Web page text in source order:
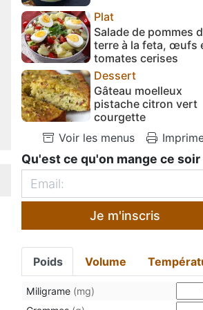
Plat
Salade de pommes
terre à la feta, œufs
tomates cerises
Dessert
Gâteau moelleux
pistache citron vert
courgette
Voir les menus
Qu'est ce qu'on mange ce soir
Je m'inscris
Poids Volume
Miligrame (mg)